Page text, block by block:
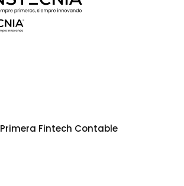
Primera Fintech Contable